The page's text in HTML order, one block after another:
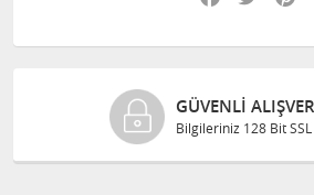
GÜVENLI
Bilgileriniz 128 Bit